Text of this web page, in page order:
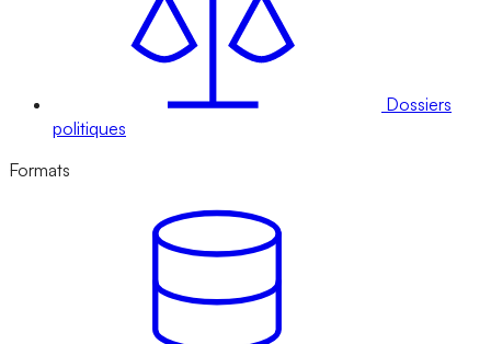
Dossiers
politiques
Formats